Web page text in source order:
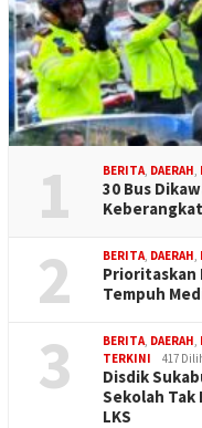
1 BERITA DAERAH
30 Bus
2 BERITA DAERAH
Prioritaskan
Tempuh
3 BERITA DAERAH
TERKINI
417
Disdik
Sekolah Tak
LKS